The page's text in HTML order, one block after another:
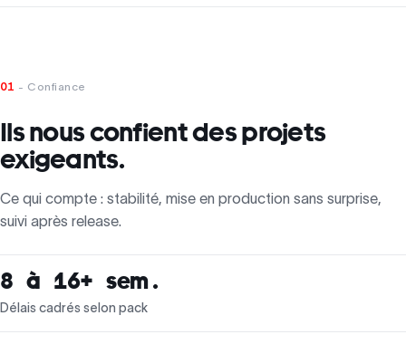
01 - Confiance
Ils nous confient des projets
exigeants.
Ce qui compte : stabilité, mise en production sans surprise,
suivi après release.
8 à 16+ sem.
Délais cadrés selon pack